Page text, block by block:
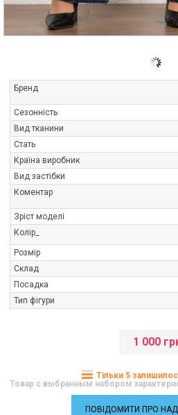
Бренд
Сезонність
Вид тканини
Стать
Країна виробник
Вид застібки
Коментар
Зріст моделі
Колір_
Розмір
Склад
Посадка
Тип фігури
1 000
Тільки 5
Товар с выбранным набором
ПОВІДОМИТИ ПРО